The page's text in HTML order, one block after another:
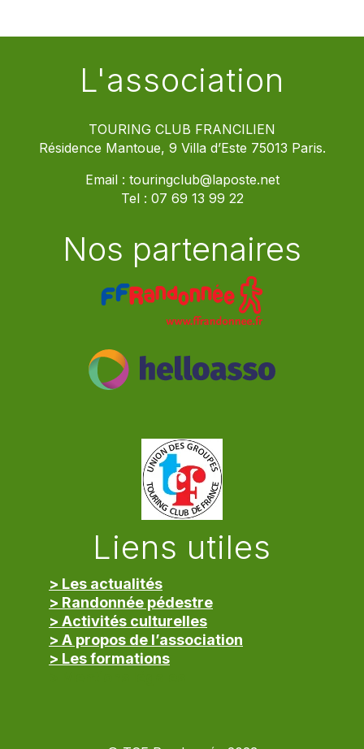
L'association
TOURING CLUB FRANCILIEN
Résidence Mantoue, 9 Villa d’Este 75013 Paris.
Email : touringclub@laposte.net
Tel : 07 69 13 99 22
Nos partenaires
Liens utiles
> Les actualités
> Randonnée pédestre
> Activités culturelles
> A propos de l’association
> Les formations